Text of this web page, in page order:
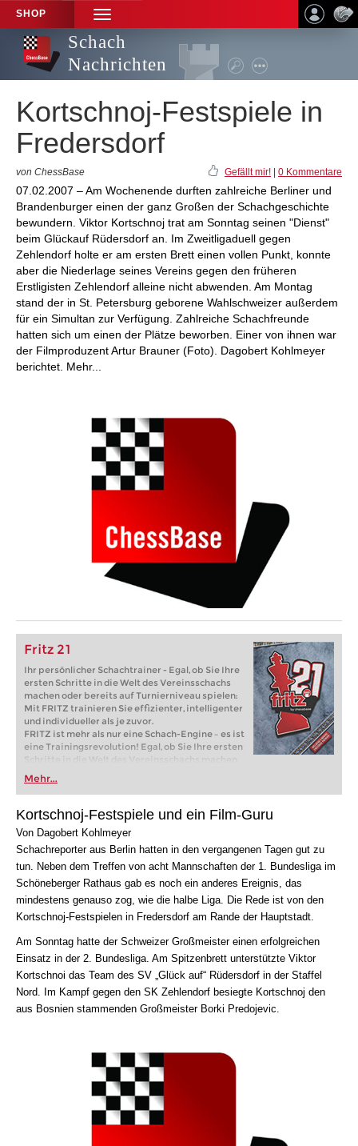
SHOP
TOGGLE
NAVIGATION
Schach
Nachrichten
Kortschnoj-Festspiele in
Fredersdorf
von ChessBase Gefällt mir! 0 Kommentare
07.02.2007 – Am Wochenende durften zahlreiche Berliner und
Brandenburger einen der ganz Großen der Schachgeschichte
bewundern. Viktor Kortschnoj trat am Sonntag seinen "Dienst"
beim Glückauf Rüdersdorf an. Im Zweitligaduell gegen
Zehlendorf holte er am ersten Brett einen vollen Punkt, konnte
aber die Niederlage seines Vereins gegen den früheren
Erstligisten Zehlendorf alleine nicht abwenden. Am Montag
stand der in St. Petersburg geborene Wahlschweizer außerdem
für ein Simultan zur Verfügung. Zahlreiche Schachfreunde
hatten sich um einen der Plätze beworben. Einer von ihnen war
der Filmproduzent Artur Brauner (Foto). Dagobert Kohlmeyer
berichtet. Mehr...
Fritz 21
Ihr persönlicher Schachtrainer - Egal, ob Sie Ihre
ersten Schritte in die Welt des Vereinsschachs
machen oder bereits auf Turnierniveau spielen:
Mit FRITZ trainieren Sie effizienter, intelligenter
und individueller als je zuvor.
FRITZ ist mehr als nur eine Schach-Engine – es ist
eine Trainingsrevolution! Egal, ob Sie Ihre ersten
Schritte in die Welt des Vereinsschachs machen
oder bereits auf Turnierniveau spielen: Mit
FRITZ trainieren Sie effizienter, intelligenter und
individueller als je zuvor.
Mehr...
Kortschnoj-Festspiele und ein Film-Guru
Von Dagobert Kohlmeyer
Schachreporter aus Berlin hatten in den vergangenen Tagen gut zu
tun. Neben dem Treffen von acht Mannschaften der 1. Bundesliga im
Schöneberger Rathaus gab es noch ein anderes Ereignis, das
mindestens genauso zog, wie die halbe Liga. Die Rede ist von den
Kortschnoj-Festspielen in Fredersdorf am Rande der Hauptstadt.
Am Sonntag hatte der Schweizer Großmeister einen erfolgreichen
Einsatz in der 2. Bundesliga. Am Spitzenbrett unterstützte Viktor
Kortschnoi das Team des SV „Glück auf“ Rüdersdorf in der Staffel
Nord. Im Kampf gegen den SK Zehlendorf besiegte Kortschnoj den
aus Bosnien stammenden Großmeister Borki Predojevic.